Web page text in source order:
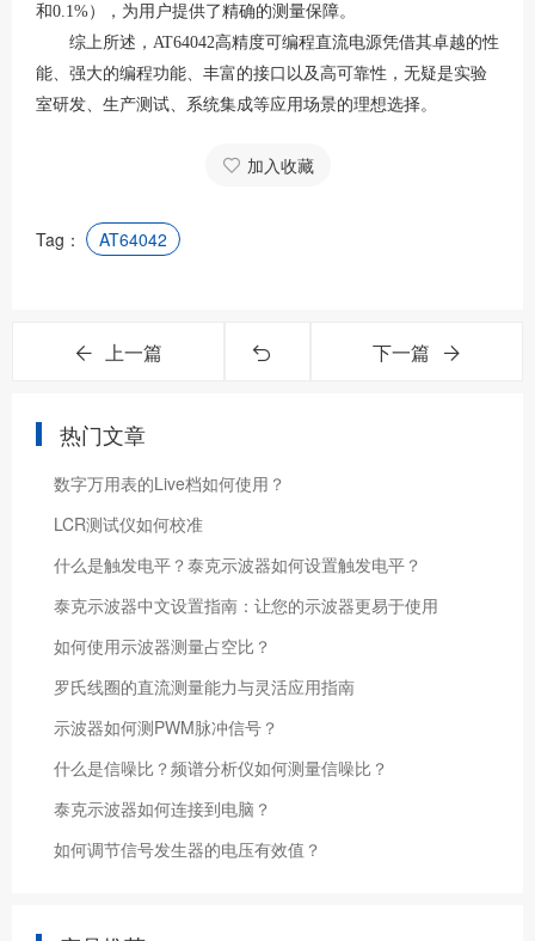
和0.1%），为用户提供了精确的测量保障。
综上所述， AT64042高精度可编程直流电源凭借其卓越的性
能、强大的编程功能、丰富的接口以及高可靠性，无疑是实验
室研发、生产测试、系统集成等应用场景的理想选择。
加入收藏
Tag： AT64042
上一篇 下一篇
热门文章
数字万用表的Live档如何使用？
LCR测试仪如何校准
什么是触发电平？泰克示波器如何设置触发电平？
泰克示波器中文设置指南：让您的示波器更易于使用
如何使用示波器测量占空比？
罗氏线圈的直流测量能力与灵活应用指南
示波器如何测PWM脉冲信号？
什么是信噪比？频谱分析仪如何测量信噪比？
泰克示波器如何连接到电脑？
如何调节信号发生器的电压有效值？